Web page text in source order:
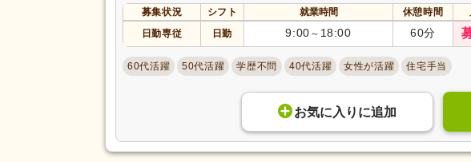
募集状況 シフト 就業時間 休憩時間
日勤専従
日勤 9:00 ～ 18:00 60分
60代活躍 50代活躍 学歴不問 40代活躍 女性が活躍 住宅手当
お気に入り に追加